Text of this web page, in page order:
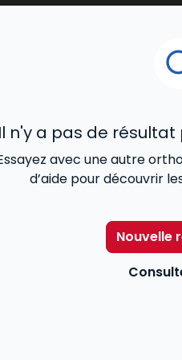
Il n'y a pas de
avec une autre
d’aide pour découvrir
Nouvelle